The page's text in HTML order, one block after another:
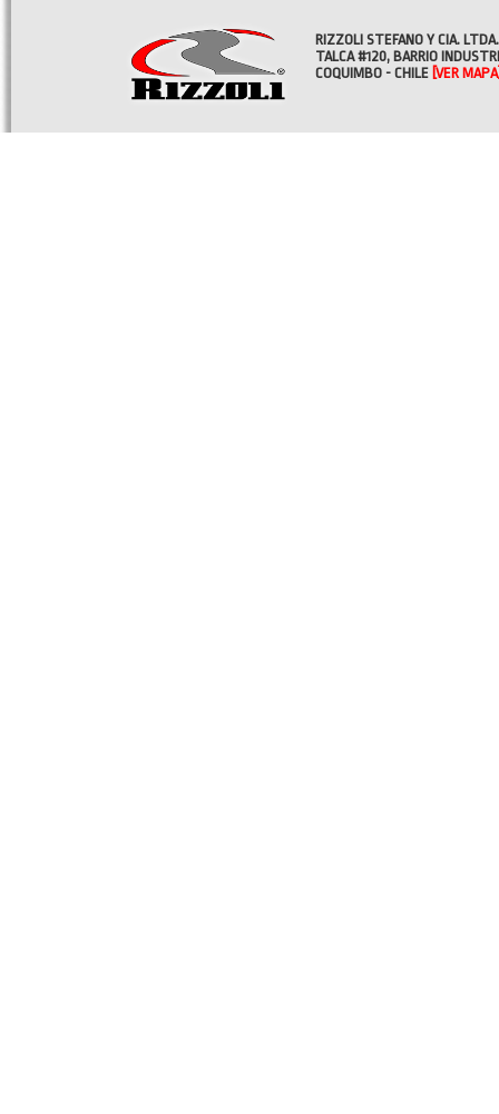
RIZZOLI STEFANO Y CIA. LTDA.
TALCA #120, BARRIO
COQUIMBO - CHILE [VER